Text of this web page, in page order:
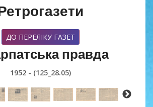
ДО ПЕРЕЛІКУ ГАЗЕТ
правда
1952 - (125_28.05)